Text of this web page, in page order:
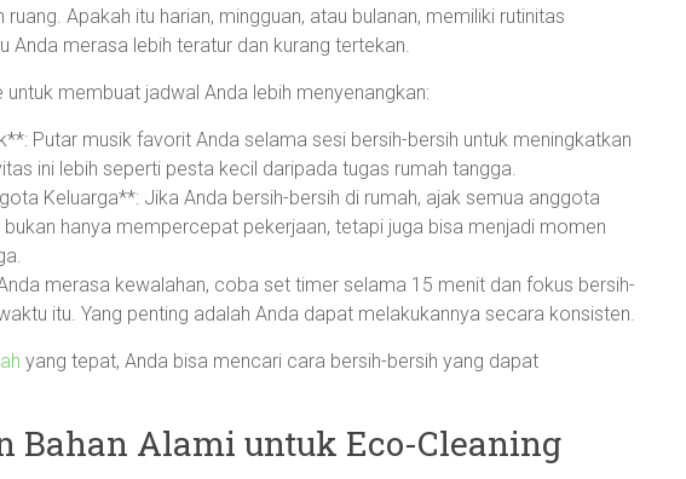
Apakah itu harian, mingguan, atau bulanan, memiliki rutinitas
Anda merasa lebih teratur dan kurang tertekan.
membuat jadwal Anda lebih menyenangkan:
Putar musik favorit Anda selama sesi bersih-bersih untuk meningkatkan
ini lebih seperti pesta kecil daripada tugas rumah tangga.
Keluarga**: Jika Anda bersih-bersih di rumah, ajak semua anggota
bukan hanya mempercepat pekerjaan, tetapi juga bisa menjadi momen
merasa kewalahan, coba set timer selama 15 menit dan fokus bersih-
itu. Yang penting adalah Anda dapat melakukannya secara konsisten.
yang tepat, Anda bisa mencari cara bersih-bersih yang dapat
Bahan Alami untuk Eco-Cleaning